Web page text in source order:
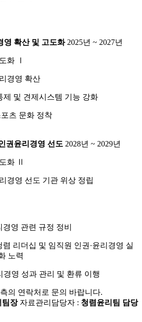
영 확산 및 고도화 2025년 ~ 2027년
화 Ⅰ
경영 확산
제 및 견제시스템 기능 강화
츠 문화 정착
권윤리경영 선도 2028년 ~ 2029년
화 Ⅱ
경영 선도 기관 위상 정립
경영 관련 규정 정비
렴 리더십 및 임직원 인권·윤리경영 실
노력
경영 성과 관리 및 환류 이행
의 연락처로 문의 바랍니다.
팀장 자료관리담당자 : 청렴윤리팀 담당